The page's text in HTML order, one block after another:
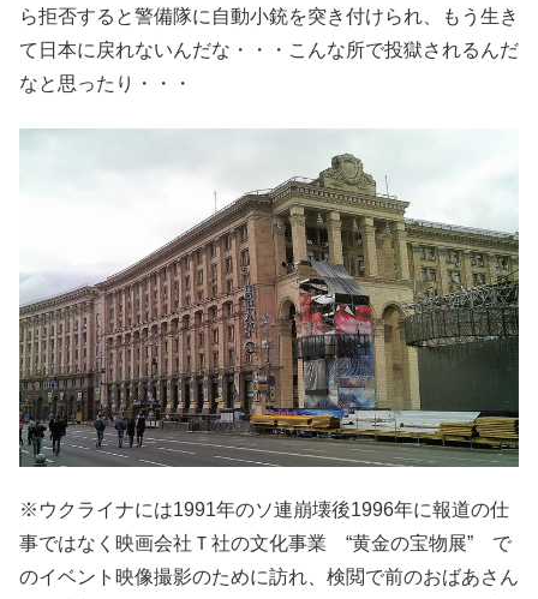
ら拒否すると警備隊に自動小銃を突き付けられ、もう生き
て日本に戻れないんだな・・・こんな所で投獄されるんだ
なと思ったり・・・
※ウクライナには1991年のソ連崩壊後1996年に報道の仕
事ではなく映画会社Ｔ社の文化事業 “黄金の宝物展” で
のイベント映像撮影のために訪れ、検閲で前のおばあさん